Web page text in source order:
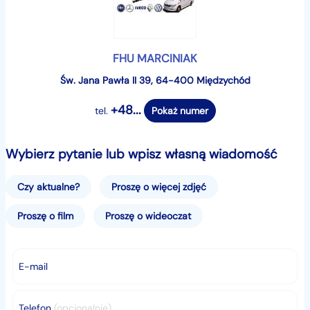
ul. Św. Jana Pawła II 39
( dawniej jako ul. Gwardii Ludowej 39 )
Pn, Wt, Śr, Czw, Pt: 08:00 - 17:00
So: 08:00 - 14:00
FHU MARCINIAK
Św. Jana Pawła II 39, 64-400 Międzychód
tel. +48... Pokaż numer
Wybierz pytanie lub wpisz własną wiadomość
Czy aktualne? Proszę o więcej zdjęć
Proszę o film Proszę o wideoczat
E-mail